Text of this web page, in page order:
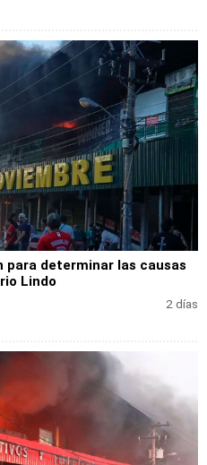
determinar las causas
Lindo
2 días